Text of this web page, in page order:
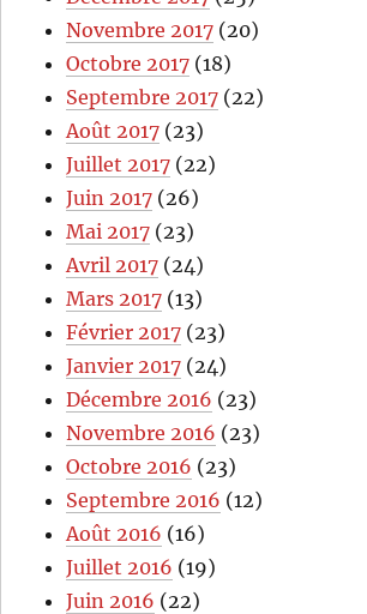
Novembre 2017 (20)
Octobre 2017 (18)
Septembre 2017 (22)
Août 2017 (23)
Juillet 2017 (22)
Juin 2017 (26)
Mai 2017 (23)
Avril 2017 (24)
Mars 2017 (13)
Février 2017 (23)
Janvier 2017 (24)
Décembre 2016 (23)
Novembre 2016 (23)
Octobre 2016 (23)
Septembre 2016 (12)
Août 2016 (16)
Juillet 2016 (19)
Juin 2016 (22)